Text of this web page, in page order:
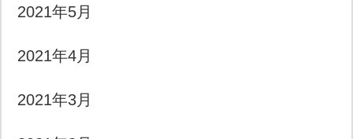
2021年5月
2021年4月
2021年3月